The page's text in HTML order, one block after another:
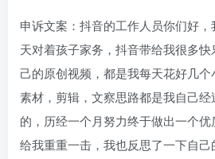
申诉文案：抖音的工作人员你们好
天对着孩子家务，抖音带给我很多
己的原创视频，都是我每天花好几
素材，剪辑，文察思路都是我自己
的，历经一个月努力终于做出一个优
给我重重一击，我也反思了一下自